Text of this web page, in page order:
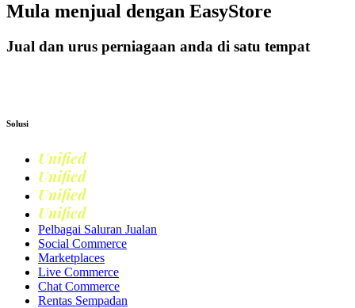
Mula menjual dengan EasyStore
Jual dan urus perniagaan anda di satu tempat
Solusi
Unified
Unified
Unified
Unified
Pelbagai Saluran Jualan
Social Commerce
Marketplaces
Live Commerce
Chat Commerce
Rentas Sempadan